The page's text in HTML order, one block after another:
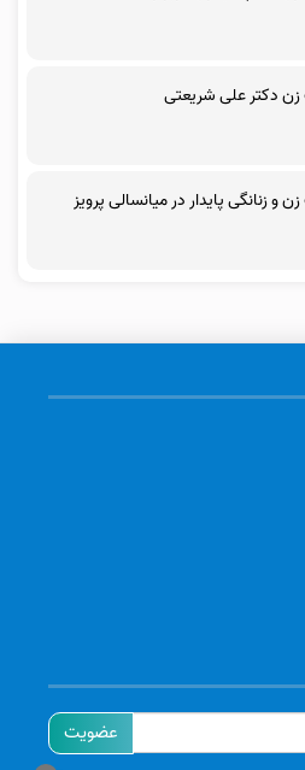
دکتر علی شریعتی
زنانگی پایدار در میانسالی پرویز
ایمیل